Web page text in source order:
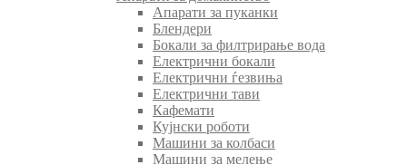
Апарати за пуканки
Блендери
Бокали за филтрирање вода
Електрични бокали
Електрични ѓезвиња
Електрични тави
Кафемати
Кујнски роботи
Машини за колбаси
Машини за мелење